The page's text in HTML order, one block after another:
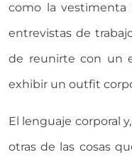
como la vestimenta
entrevistas de
de reunirte con un
exhibir un outfit
El lenguaje corporal
otras de las cosas